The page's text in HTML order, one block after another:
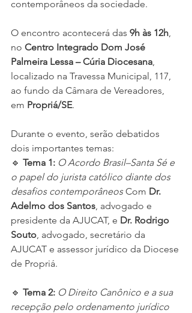
contemporâneos da sociedade.
O encontro acontecerá das 9h às 12h,
no Centro Integrado Dom José
Palmeira Lessa – Cúria Diocesana,
localizado na Travessa Municipal, 117,
ao fundo da Câmara de Vereadores,
em Propriá/SE.
Durante o evento, serão debatidos
dois importantes temas:
🔹 Tema 1: O Acordo Brasil–Santa Sé e
o papel do jurista católico diante dos
desafios contemporâneos Com Dr.
Adelmo dos Santos, advogado e
presidente da AJUCAT, e Dr. Rodrigo
Souto, advogado, secretário da
AJUCAT e assessor jurídico da Diocese
de Propriá.
🔹 Tema 2: O Direito Canônico e a sua
recepção pelo ordenamento jurídico